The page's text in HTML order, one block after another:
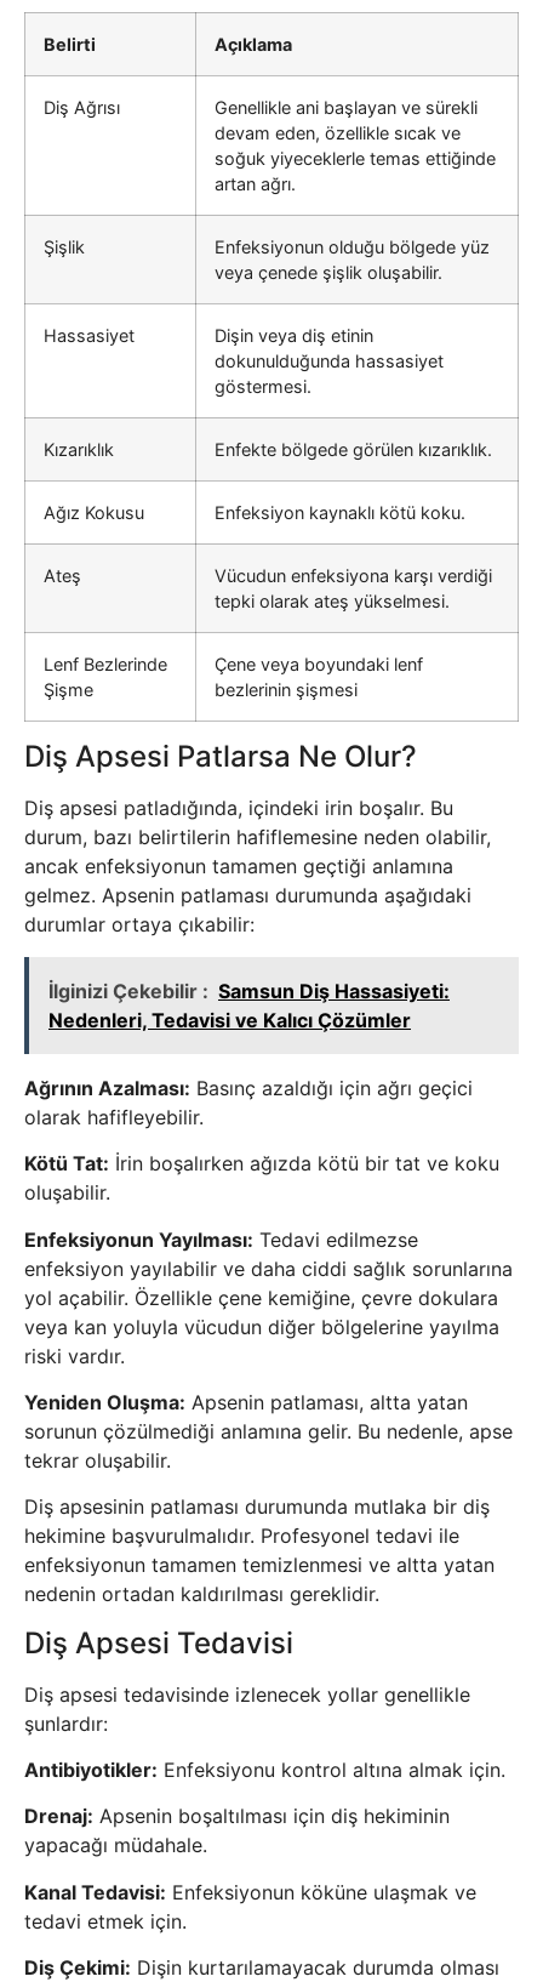
Belirti Açıklama
Diş Ağrısı
Genellikle ani başlayan ve sürekli
devam eden, özellikle sıcak ve
soğuk yiyeceklerle temas ettiğinde
artan ağrı.
Şişlik
Enfeksiyonun olduğu bölgede yüz
veya çenede şişlik oluşabilir.
Hassasiyet
Dişin veya diş etinin
dokunulduğunda hassasiyet
göstermesi.
Kızarıklık Enfekte bölgede görülen kızarıklık.
Ağız Kokusu Enfeksiyon kaynaklı kötü koku.
Ateş
Vücudun enfeksiyona karşı verdiği
tepki olarak ateş yükselmesi.
Lenf Bezlerinde
Şişme
Çene veya boyundaki lenf
bezlerinin şişmesi
Diş Apsesi Patlarsa Ne Olur?
Diş apsesi patladığında, içindeki irin boşalır. Bu
durum, bazı belirtilerin hafiflemesine neden olabilir,
ancak enfeksiyonun tamamen geçtiği anlamına
gelmez. Apsenin patlaması durumunda aşağıdaki
durumlar ortaya çıkabilir:
İlginizi Çekebilir : Samsun Diş Hassasiyeti:
Nedenleri, Tedavisi ve Kalıcı Çözümler
Ağrının Azalması: Basınç azaldığı için ağrı geçici
olarak hafifleyebilir.
Kötü Tat: İrin boşalırken ağızda kötü bir tat ve koku
oluşabilir.
Enfeksiyonun Yayılması: Tedavi edilmezse
enfeksiyon yayılabilir ve daha ciddi sağlık sorunlarına
yol açabilir. Özellikle çene kemiğine, çevre dokulara
veya kan yoluyla vücudun diğer bölgelerine yayılma
riski vardır.
Yeniden Oluşma: Apsenin patlaması, altta yatan
sorunun çözülmediği anlamına gelir. Bu nedenle, apse
tekrar oluşabilir.
Diş apsesinin patlaması durumunda mutlaka bir diş
hekimine başvurulmalıdır. Profesyonel tedavi ile
enfeksiyonun tamamen temizlenmesi ve altta yatan
nedenin ortadan kaldırılması gereklidir.
Diş Apsesi Tedavisi
Diş apsesi tedavisinde izlenecek yollar genellikle
şunlardır:
Antibiyotikler: Enfeksiyonu kontrol altına almak için.
Drenaj: Apsenin boşaltılması için diş hekiminin
yapacağı müdahale.
Kanal Tedavisi: Enfeksiyonun köküne ulaşmak ve
tedavi etmek için.
Diş Çekimi: Dişin kurtarılamayacak durumda olması